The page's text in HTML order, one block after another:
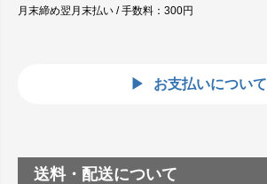
月末締め翌月末払い / 手数料：300円
お支払いについて
送料・配送について